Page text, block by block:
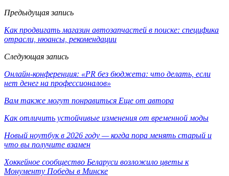
Предыдущая запись
Как продвигать магазин автозапчастей в поиске: специфика
отрасли, нюансы, рекомендации
Следующая запись
Онлайн-конференция: «PR без бюджета: что делать, если
нет денег на профессионалов»
Вам также могут понравиться Еще от автора
Как отличить устойчивые изменения от временной моды
Новый ноутбук в 2026 году — когда пора менять старый и
что вы получите взамен
Хоккейное сообщество Беларуси возложило цветы к
Монументу Победы в Минске